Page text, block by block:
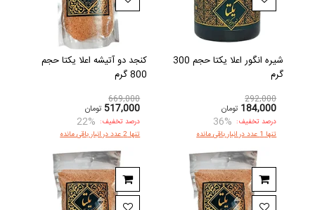
شیره انگور اعلا یکتا حجم 300
گرم
292,000
184,000 تومان
درصد تخفیف: 36%
تنها 1 عدد در انبار باقی مانده
کنجد دو آتیشه اعلا یکتا حجم
800 گرم
669,000
517,000 تومان
درصد تخفیف: 22%
تنها 2 عدد در انبار باقی مانده